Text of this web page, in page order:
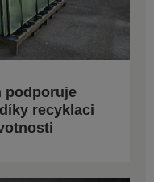
podporuje
recyklaci